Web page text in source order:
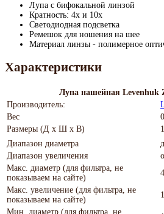
Лупа с бифокальной линзой
Кратность: 4х и 10х
Светодиодная подсветка
Ремешок для ношения на шее
Материал линзы - полимерное
Характеристики
Лупа нашейная Levenhuk
Производитель:
Вес
Размеры (Д х Ш х В)
Диапазон диаметра
Диапазон увеличения
Макс. диаметр (для фильтра, не
показываем на сайте)
Макс. увеличение (для фильтра, не
показываем на сайте)
Мин. диаметр (для фильтра, не